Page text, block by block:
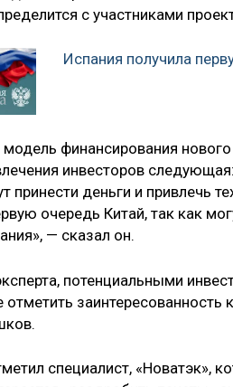
с участниками
Испания получила
финансирования нового
инвесторов
принести деньги и привлечь
очередь Китай, так как
— сказал он.
потенциальными
отметить
специалист, «Новатэк»,